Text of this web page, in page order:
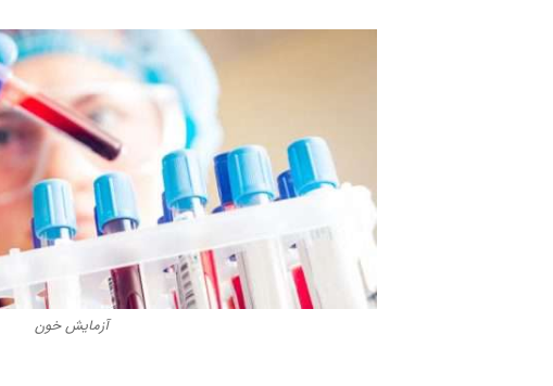
آزمایش خون